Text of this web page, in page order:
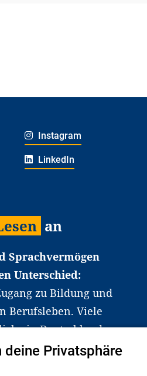
Instagram
LinkedIn
an
Sprachvermögen
Unterschied:
zu Bildung und
Berufsleben. Viele
in Deutschland
dabei.
deine Privatsphäre